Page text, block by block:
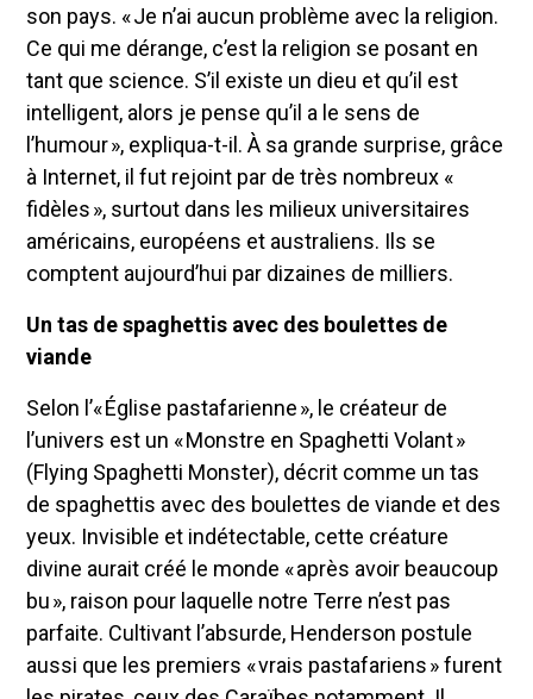
son pays. « Je n’ai aucun problème avec la religion.
Ce qui me dérange, c’est la religion se posant en
tant que science. S’il existe un dieu et qu’il est
intelligent, alors je pense qu’il a le sens de
l’humour », expliqua-t-il. À sa grande surprise, grâce
à Internet, il fut rejoint par de très nombreux «
fidèles », surtout dans les milieux universitaires
américains, européens et australiens. Ils se
comptent aujourd’hui par dizaines de milliers.
Un tas de spaghettis avec des boulettes de
viande
Selon l’« Église pastafarienne », le créateur de
l’univers est un « Monstre en Spaghetti Volant »
(Flying Spaghetti Monster), décrit comme un tas
de spaghettis avec des boulettes de viande et des
yeux. Invisible et indétectable, cette créature
divine aurait créé le monde « après avoir beaucoup
bu », raison pour laquelle notre Terre n’est pas
parfaite. Cultivant l’absurde, Henderson postule
aussi que les premiers « vrais pastafariens » furent